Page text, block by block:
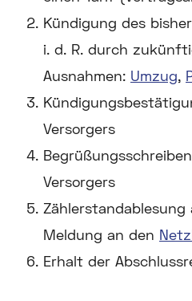
Kündigung des
i. d. R. durch
Ausnahmen: Umzug,
Versorgers
Versorgers
Zählerstandablesung
Meldung an den
Erhalt der